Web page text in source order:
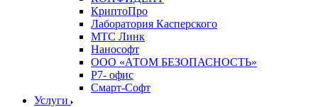
КриптоПро
Лаборатория Касперского
МТС Линк
Нанософт
ООО «АТОМ БЕЗОПАСНОСТЬ»
Р7- офис
Смарт-Софт
Услуги